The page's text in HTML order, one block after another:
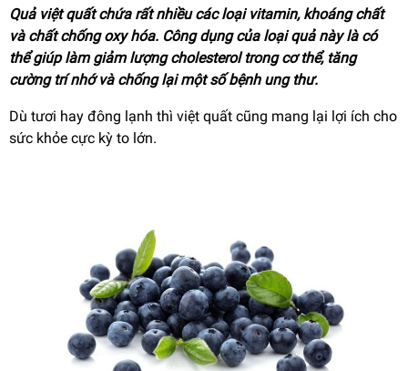
Quả việt quất chứa rất nhiều các loại vitamin, khoáng chất
và chất chống oxy hóa. Công dụng của loại quả này là có
thể giúp làm giảm lượng cholesterol trong cơ thể, tăng
cường trí nhớ và chống lại một số bệnh ung thư.
Dù tươi hay đông lạnh thì việt quất cũng mang lại lợi ích cho
sức khỏe cực kỳ to lớn.